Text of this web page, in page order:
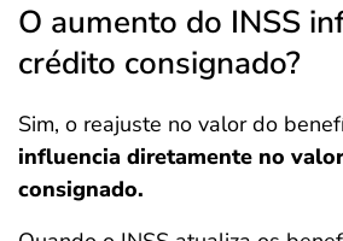
O aumento do INSS
crédito consignado?
Sim, o reajuste no valor do
influencia diretamente no
consignado.